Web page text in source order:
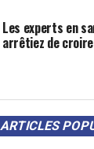
Les experts en
arrêtiez de
ARTICLES